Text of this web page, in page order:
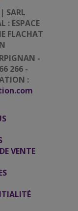
| SARL
: ESPACE
FLACHAT
-
266 -
:
VENTE